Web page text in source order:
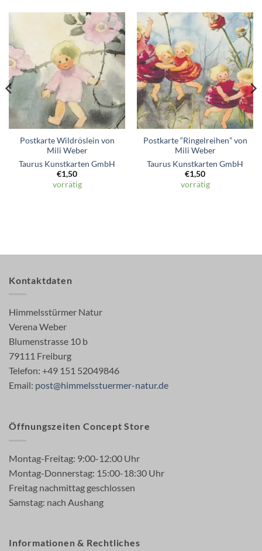
Zum
Wunschzettel
hinzufügen
Postkarte Wildröslein von
Mili Weber
Taurus Kunstkarten GmbH
€1,50
vorrätig
Zum
Wunschzettel
hinzufügen
Postkarte “Ringelreihen” von
Mili Weber
Taurus Kunstkarten GmbH
€1,50
vorrätig
Kontaktdaten
Himmelsstürmer Natur
Verena Weber
Blumenstrasse 10 b
79111 Freiburg
Telefon: +49 151 52049846
Email: post@himmelsstuermer-natur.de
Öffnungszeiten Concept Store
Montag-Freitag: 9:00-12:00 Uhr
Montag-Donnerstag: 15:00-18:30 Uhr
Freitag nachmittag geschlossen
Samstag: nach Aushang
Informationen & Rechtliches